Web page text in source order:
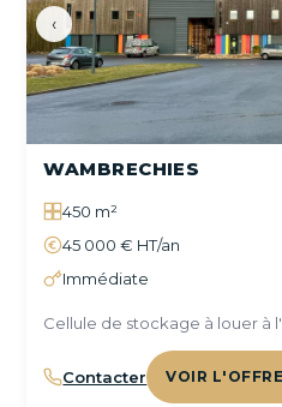
‹
WAMBRECHIES
450 m²
45 000 € HT/an
Immédiate
Cellule de stockage à louer à
Contacter VOIR